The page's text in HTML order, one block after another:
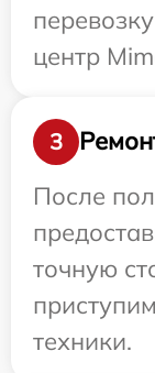
центр
3
После
точную
техники.